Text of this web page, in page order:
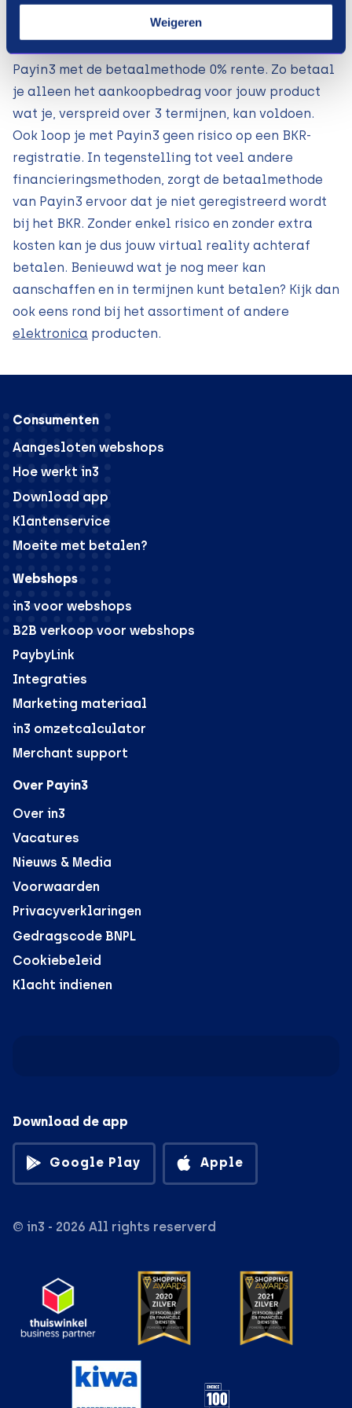
Weigeren
Als je hardware voor virtual reality op afbetaling
wilt kopen, zit je natuurlijk niet te wachten op
Payin3 met de betaalmethode 0% rente. Zo betaal
je alleen het aankoopbedrag voor jouw product
wat je, verspreid over 3 termijnen, kan voldoen.
Ook loop je met Payin3 geen risico op een BKR-
registratie. In tegenstelling tot veel andere
financieringsmethoden, zorgt de betaalmethode
van Payin3 ervoor dat je niet geregistreerd wordt
bij het BKR. Zonder enkel risico en zonder extra
kosten kan je dus jouw virtual reality achteraf
betalen. Benieuwd wat je nog meer kan
aanschaffen en in termijnen kunt betalen? Kijk dan
ook eens rond bij het assortiment of andere
elektronica producten.
Consumenten
Aangesloten webshops
Hoe werkt in3
Download app
Klantenservice
Moeite met betalen?
Webshops
in3 voor webshops
B2B verkoop voor webshops
PaybyLink
Integraties
Marketing materiaal
in3 omzetcalculator
Merchant support
Over Payin3
Over in3
Vacatures
Nieuws & Media
Voorwaarden
Privacyverklaringen
Gedragscode BNPL
Cookiebeleid
Klacht indienen
Download de app
Google Play Apple
© in3 - 2026 All rights reserverd